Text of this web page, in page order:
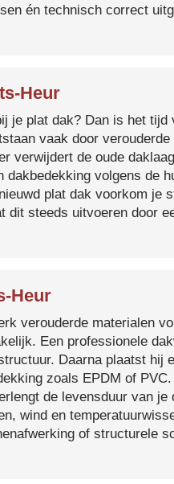
én technisch correct
Heur
je plat dak? Dan is het tijd
vaak door
verwijdert de oude
volgens de
plat dak voorkom je
steeds uitvoeren door
Heur
verouderde materialen
Een professionele
Daarna plaatst hij
zoals EPDM of
de levensduur van je
wind en
of structurele